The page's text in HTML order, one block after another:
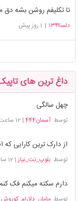
تا تکلیفم روشن بشه دق
دلسا۱۳۹۹ | 1 روز پیش
داغ ترین های
چهل سالگی
توسطآسمان444 | 12 ساعت پیش
از دارک ترین کارایی
توسطبلوپ_نت_نیاز | 12 ساعت پیش
دارم سکته میکنم فک
توسطمامان_دلارام_کوروش